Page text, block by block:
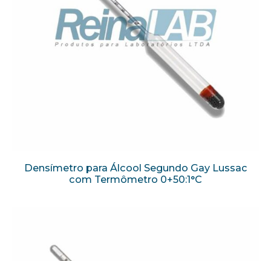
Densímetro para Álcool Segundo Gay Lussac
com Termômetro 0+50:1°C